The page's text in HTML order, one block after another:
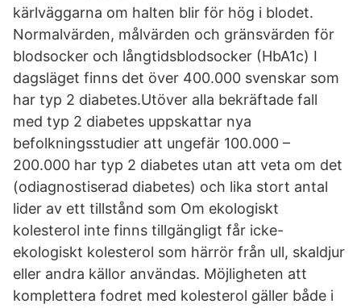
kärlväggarna om halten blir för hög i blodet.
Normalvärden, målvärden och gränsvärden för
blodsocker och långtidsblodsocker (HbA1c) I
dagsläget finns det över 400.000 svenskar som
har typ 2 diabetes.Utöver alla bekräftade fall
med typ 2 diabetes uppskattar nya
befolkningsstudier att ungefär 100.000 –
200.000 har typ 2 diabetes utan att veta om det
(odiagnostiserad diabetes) och lika stort antal
lider av ett tillstånd som Om ekologiskt
kolesterol inte finns tillgängligt får icke-
ekologiskt kolesterol som härrör från ull, skaldjur
eller andra källor användas. Möjligheten att
komplettera fodret med kolesterol gäller både i